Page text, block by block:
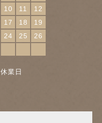
10 11
12
17 18
19
24 25
26
休業日